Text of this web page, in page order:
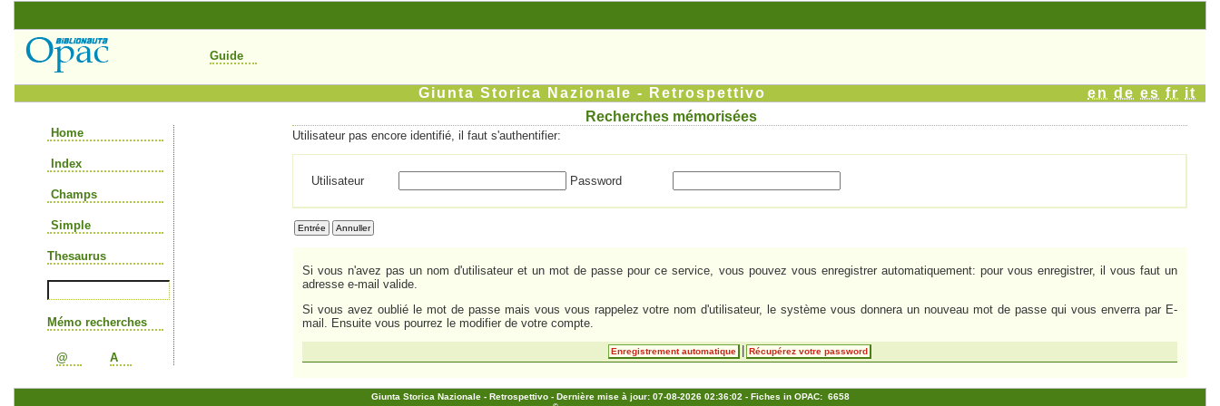
Guide
en de es fr it
Giunta Storica Nazionale - Retrospettivo
Home
Index
Champs
Simple
Thesaurus
Mémo recherches
@ A
Recherches mémorisées
Utilisateur pas encore identifié, il faut s'authentifier:
Utilisateur Password
Si vous n'avez pas un nom d'utilisateur et un mot de passe pour ce service, vous pouvez vous enregistrer automatiquement: pour vous enregistrer, il vous faut un
adresse e-mail valide.
Si vous avez oublié le mot de passe mais vous vous rappelez votre nom d'utilisateur, le système vous donnera un nouveau mot de passe qui vous enverra par E-
mail. Ensuite vous pourrez le modifier de votre compte.
Enregistrement automatique Récupérez votre password
Giunta Storica Nazionale - Retrospettivo - Dernière mise à jour: 07-08-2026 02:36:02 - Fiches in OPAC: 6658